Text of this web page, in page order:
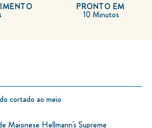
10 Minutos
PRONTO EM
cortado ao meio
Maionese Hellmann's Supreme